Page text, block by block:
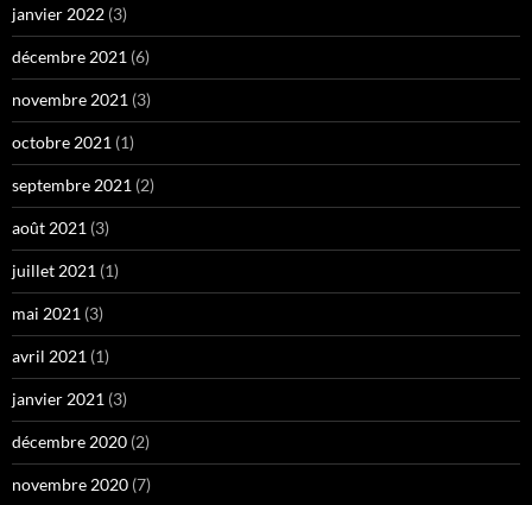
janvier 2022 (3)
décembre 2021 (6)
novembre 2021 (3)
octobre 2021 (1)
septembre 2021 (2)
août 2021 (3)
juillet 2021 (1)
mai 2021 (3)
avril 2021 (1)
janvier 2021 (3)
décembre 2020 (2)
novembre 2020 (7)